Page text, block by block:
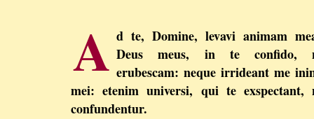
A d te, Domine, levavi animam
Deus meus, in te confido,
erubescam: neque irrideant me
mei: etenim universi, qui te exspectant,
confundentur.